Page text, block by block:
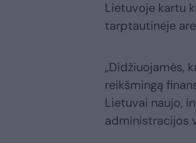
Lietuvoje kartu
tarptautinėje
„Didžiuojamės,
reikšmingą
Lietuvai naujo,
administracijos